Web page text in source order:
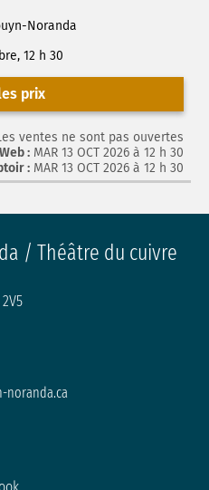
Noranda
12 h 30
prix
ventes ne sont pas ouvertes
: MAR 13 OCT 2026 à 12 h 30
: MAR 13 OCT 2026 à 12 h 30
/ Théâtre du cuivre
noranda.ca